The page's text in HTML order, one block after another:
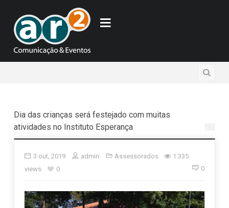
Dia das crianças será festejado com muitas
atividades no Instituto Esperança
3 out, 2019 admin Assessorados
1.335
views
0 0